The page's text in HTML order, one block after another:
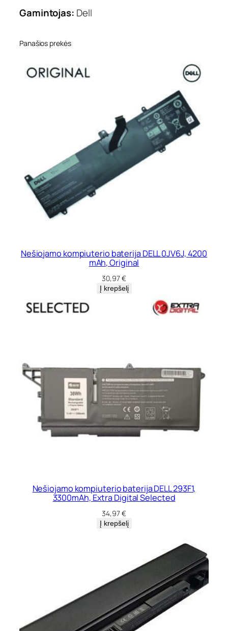
Gamintojas: Dell
Panašios prekės
Nešiojamo kompiuterio baterija DELL 0JV6J, 4200
mAh, Original
30,97€
Į krepšelį
Nešiojamo kompiuterio baterija DELL 293F1,
3300mAh, Extra Digital Selected
34,97€
Į krepšelį